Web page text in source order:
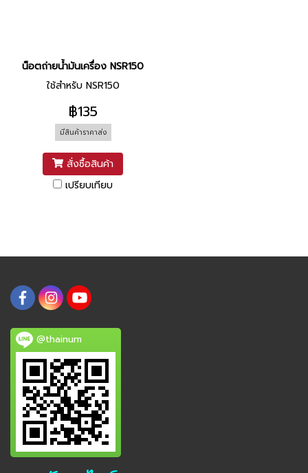
น็อตถ่ายน้ำมันเครื่อง NSR150
ใช้สำหรับ NSR150
฿135
มีสินค้าราคาส่ง
สั่งซื้อสินค้า
เปรียบเทียบ
@thainum